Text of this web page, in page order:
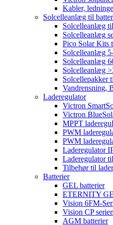
Kabler,
Solcelleanlæg til
Solcelleanlæg
Solcelleanlæg
Pico Solar Kits
Solcelleanlæg
Solcelleanlæg
Solcelleanlæg
Solcellepakker
Vandrensning,
Laderegulator
Victron
Victron
MPPT
PWM
PWM
Laderegulator
Laderegulator
Tilbehør til
Batterier
GEL batterier
ETERNITY
Vision 6FM-
Vision CP
AGM batterier